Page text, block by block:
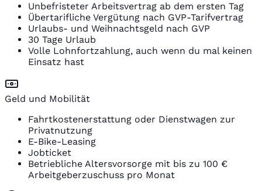
Unbefristeter Arbeitsvertrag ab dem ersten Tag
Übertarifliche Vergütung nach GVP-Tarifvertrag
Urlaubs- und Weihnachtsgeld nach GVP
30 Tage Urlaub
Volle Lohnfortzahlung, auch wenn du mal keinen
Einsatz hast
Geld und Mobilität
Fahrtkostenerstattung oder Dienstwagen zur
Privatnutzung
E-Bike-Leasing
Jobticket
Betriebliche Altersvorsorge mit bis zu 100 €
Arbeitgeberzuschuss pro Monat